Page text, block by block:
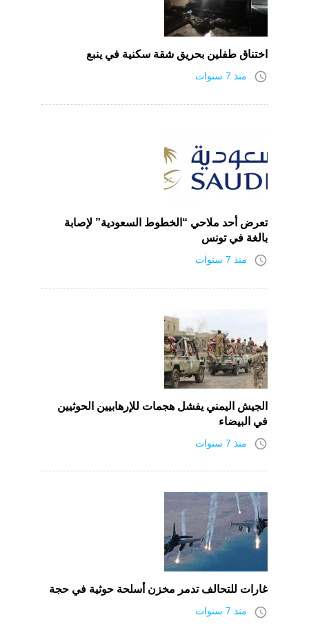
اختناق طفلين بحريق شقة سكنية في ينبع
access_time منذ 7 سنوات
تعرض أحد ملاحي “الخطوط السعودية” لإصابة
بالغة في تونس
access_time منذ 7 سنوات
الجيش اليمني يفشل هجمات للإرهابيين الحوثيين
في البيضاء
access_time منذ 7 سنوات
غارات للتحالف تدمر مخزن أسلحة حوثية في حجة
access_time منذ 7 سنوات